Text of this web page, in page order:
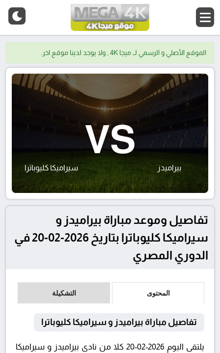
الموقع الأصلي و الرسمي لــ ميجا 4K , ولا يوجد لدينا موقع اخر.
بيراميدز
VS
سيراميكا كليوباترا
تفاصيل وموعد مباراة بيراميدز و
سيراميكا كليوباترا بتاريخ 2026-02-20 في
الدوري المصري
المحتوى التشكيلة
تفاصيل مباراة بيراميدز و سيراميكا كليوباترا
يلتقى اليوم 2026-02-20 كلا من نادى بيراميدز و سيراميكا